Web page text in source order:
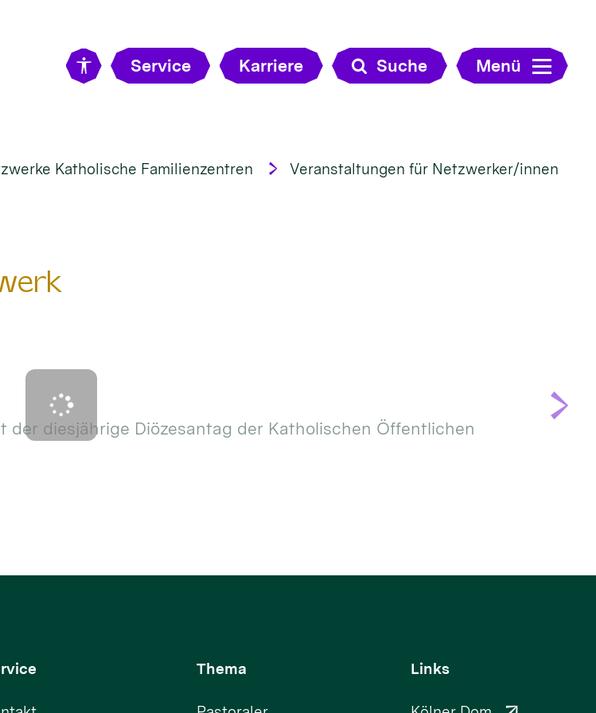
Service Karriere Suche Menü
Katholische Familienzentren Veranstaltungen für Netzwerker/innen
diesjährige Diözesantag der Katholischen Öffentlichen
Thema Links